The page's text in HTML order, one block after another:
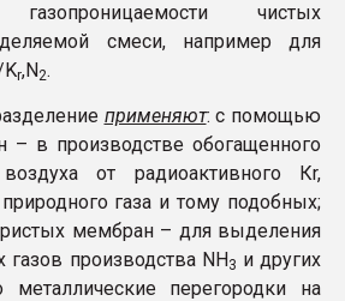
газопроницаемости чистых
смеси, например для
r,N2.
применяют: с помощью
– в производстве обогащенного
от радиоактивного Кr,
газа и тому подобных;
мембран – для выделения
газов производства NH3 и других
металлические перегородки на